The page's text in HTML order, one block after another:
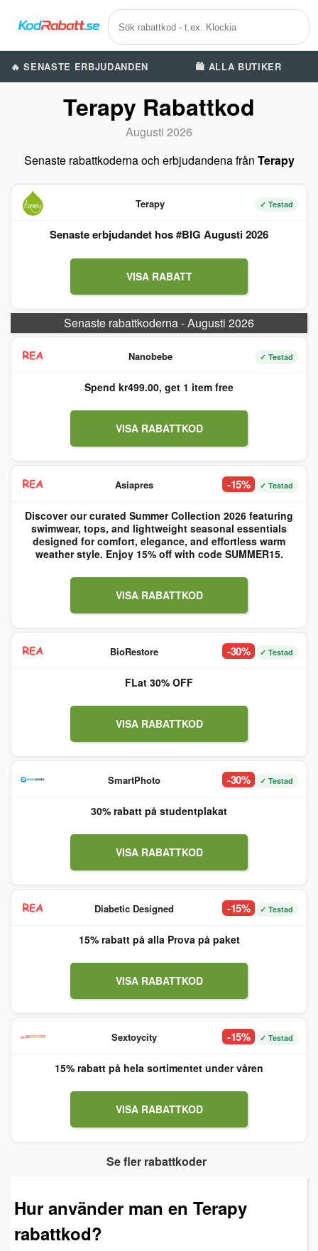
🔥 SENASTE ERBJUDANDEN 🛍️ ALLA BUTIKER
Terapy Rabattkod
Augusti 2026
Senaste rabattkoderna och erbjudandena från Terapy
Terapy ✓ Testad
Senaste erbjudandet hos #BIG Augusti 2026
VISA RABATT
Senaste rabattkoderna - Augusti 2026
Nanobebe ✓ Testad
Spend kr499.00, get 1 item free
VISA RABATTKOD
Asiapres -15% ✓ Testad
Discover our curated Summer Collection 2026 featuring
swimwear, tops, and lightweight seasonal essentials
designed for comfort, elegance, and effortless warm
weather style. Enjoy 15% off with code SUMMER15.
VISA RABATTKOD
BioRestore -30% ✓ Testad
FLat 30% OFF
VISA RABATTKOD
SmartPhoto -30% ✓ Testad
30% rabatt på studentplakat
VISA RABATTKOD
Diabetic Designed -15% ✓ Testad
15% rabatt på alla Prova på paket
VISA RABATTKOD
Sextoycity -15% ✓ Testad
15% rabatt på hela sortimentet under våren
VISA RABATTKOD
Se fler rabattkoder
Hur använder man en Terapy
rabattkod?